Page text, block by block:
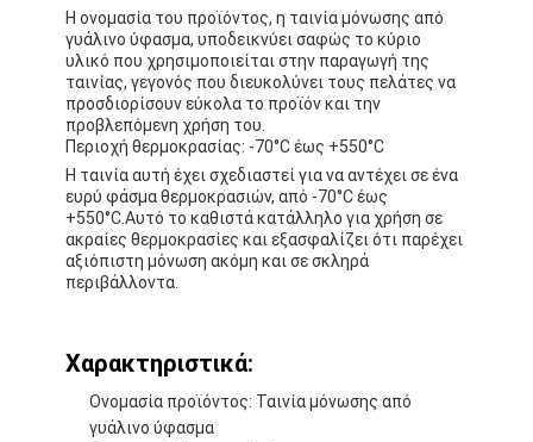
Προϊόντα
Περίπου εμείς
Η ονομασία του προϊόντος, η ταινία μόνωσης από
γυάλινο ύφασμα, υποδεικνύει σαφώς το κύριο
υλικό που χρησιμοποιείται στην παραγωγή της
ταινίας, γεγονός που διευκολύνει τους πελάτες να
προσδιορίσουν εύκολα το προϊόν και την
προβλεπόμενη χρήση του.
Περιοχή θερμοκρασίας: -70°C έως +550°C
Η ταινία αυτή έχει σχεδιαστεί για να αντέχει σε ένα
ευρύ φάσμα θερμοκρασιών, από -70°C έως
+550°C.Αυτό το καθιστά κατάλληλο για χρήση σε
ακραίες θερμοκρασίες και εξασφαλίζει ότι παρέχει
αξιόπιστη μόνωση ακόμη και σε σκληρά
περιβάλλοντα.
Χαρακτηριστικά:
Ονομασία προϊόντος: Ταινία μόνωσης από
γυάλινο ύφασμα